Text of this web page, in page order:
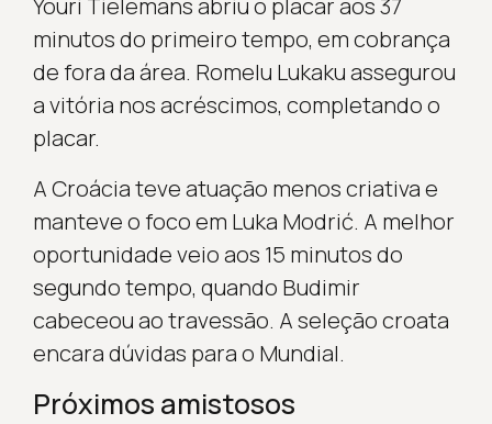
minutos do primeiro tempo, em cobrança
de fora da área. Romelu Lukaku assegurou
a vitória nos acréscimos, completando o
placar.
A Croácia teve atuação menos criativa e
manteve o foco em Luka Modrić. A melhor
oportunidade veio aos 15 minutos do
segundo tempo, quando Budimir
cabeceou ao travessão. A seleção croata
encara dúvidas para o Mundial.
Próximos amistosos